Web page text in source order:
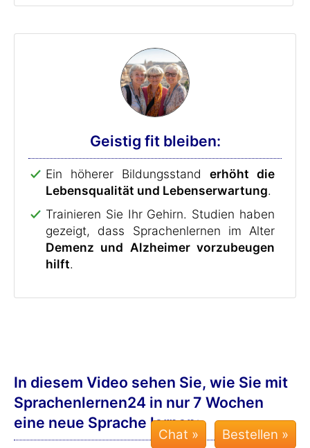
Geistig fit bleiben:
Ein höherer Bildungsstand erhöht die
Lebensqualität und Lebenserwartung.
Trainieren Sie Ihr Gehirn. Studien haben
gezeigt, dass Sprachenlernen im Alter
Demenz und Alzheimer vorzubeugen
hilft.
In diesem Video sehen Sie, wie Sie mit
Sprachenlernen24 in nur 7 Wochen
eine neue Sprache lernen:
Chat »